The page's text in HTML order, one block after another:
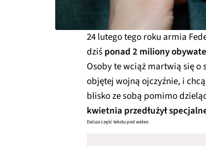
24 lutego tego roku armia
dziśponad 2 miliony
Osoby te wciąż martwią się
objętej wojną ojczyźnie, i
blisko ze sobą pomimo
kwietnia przedłużył
Dalsza część tekstu pod wideo